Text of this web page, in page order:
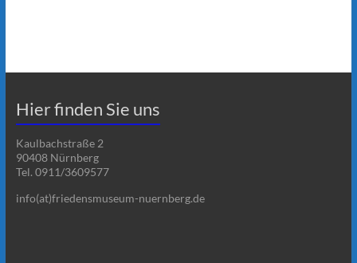
Hier finden Sie uns
Kaulbachstraße 2
90408 Nürnberg
Tel. 0911/3609577
info(at)friedensmuseum-nuernberg.de